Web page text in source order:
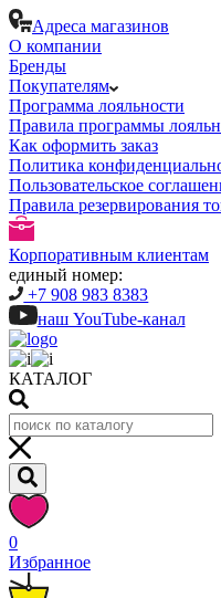
Адреса магазинов
О компании
Бренды
Покупателям
Программа лояльности
Правила программы
Как оформить заказ
Политика
Пользовательское
Правила резервирования
Корпоративным клиентам
единый номер:
+7 908 983 8383
наш YouTube-канал
КАТАЛОГ
0
Избранное